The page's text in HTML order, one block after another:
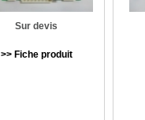
Sur devis
>> Fiche produit